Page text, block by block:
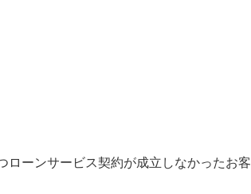
ローンサービス契約が成立しなかったお客